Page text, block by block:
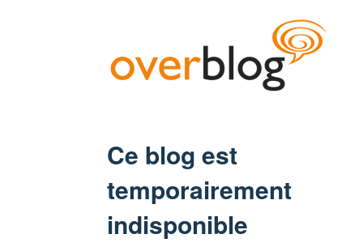
Ce blog est
temporairement
indisponible